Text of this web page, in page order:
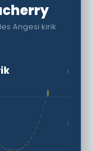
Angesi kirik
›
›